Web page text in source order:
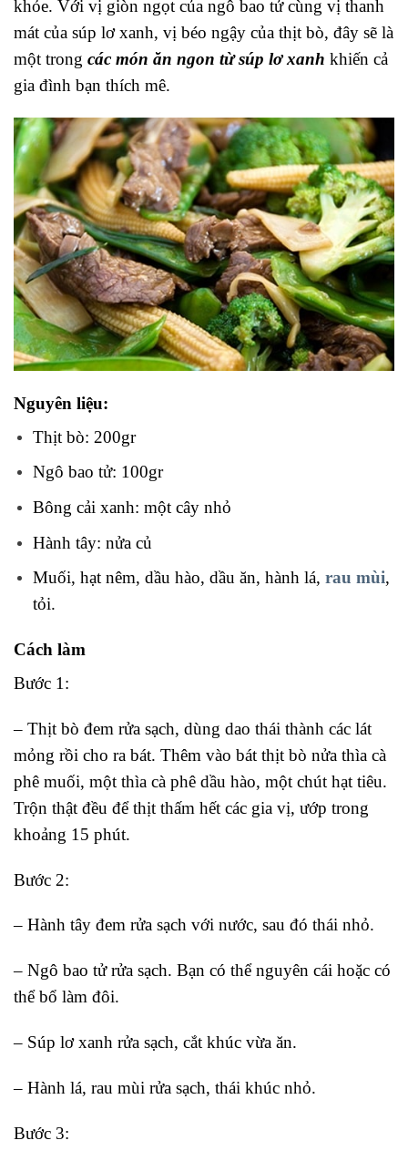
khỏe. Với vị giòn ngọt của ngô bao tử cùng vị thanh
mát của súp lơ xanh, vị béo ngậy của thịt bò, đây sẽ là
một trong các món ăn ngon từ súp lơ xanh khiến cả
gia đình bạn thích mê.
Nguyên liệu:
Thịt bò: 200gr
Ngô bao tử: 100gr
Bông cải xanh: một cây nhỏ
Hành tây: nửa củ
Muối, hạt nêm, dầu hào, dầu ăn, hành lá, rau mùi,
tỏi.
Cách làm
Bước 1:
– Thịt bò đem rửa sạch, dùng dao thái thành các lát
mỏng rồi cho ra bát. Thêm vào bát thịt bò nửa thìa cà
phê muối, một thìa cà phê dầu hào, một chút hạt tiêu.
Trộn thật đều để thịt thấm hết các gia vị, ướp trong
khoảng 15 phút.
Bước 2:
– Hành tây đem rửa sạch với nước, sau đó thái nhỏ.
– Ngô bao tử rửa sạch. Bạn có thể nguyên cái hoặc có
thể bổ làm đôi.
– Súp lơ xanh rửa sạch, cắt khúc vừa ăn.
– Hành lá, rau mùi rửa sạch, thái khúc nhỏ.
Bước 3: